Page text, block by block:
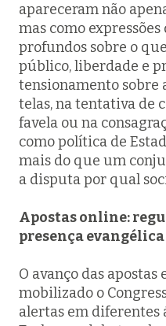
apareceram não
mas como
profundos sobre o
público, liberdade e
tensionamento sobre
telas, na tentativa de
favela ou na
como política de
mais do que um
a disputa por qual
Apostas online:
presença
O avanço das
mobilizado o
alertas em diferentes